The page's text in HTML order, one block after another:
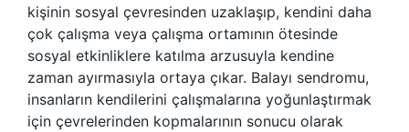
kişinin sosyal çevresinden uzaklaşıp, kendini daha
çok çalışma veya çalışma ortamının ötesinde
sosyal etkinliklere katılma arzusuyla kendine
zaman ayırmasıyla ortaya çıkar. Balayı sendromu,
insanların kendilerini çalışmalarına yoğunlaştırmak
için çevrelerinden kopmalarının sonucu olarak